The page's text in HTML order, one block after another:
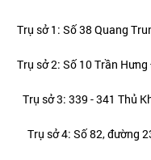
Trụ sở 1: Số 38 Quang
Trụ sở 2: Số 10 Trần
Trụ sở 3: 339 - 341 Thủ
Trụ sở 4: Số 82, đường